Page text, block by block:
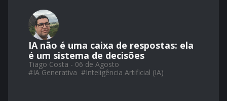
IA não é uma caixa de respostas: ela
é um sistema de decisões
Tiago Costa - 06 de Agosto
#IA Generativa #Inteligência Artificial (IA)